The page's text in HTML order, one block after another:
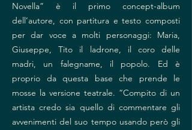
Novella” è il primo concept-album
dell’autore, con partitura e testo composti
per dar voce a molti personaggi: Maria,
Giuseppe, Tito il ladrone, il coro delle
madri, un falegname, il popolo. Ed è
proprio da questa base che prende le
mosse la versione teatrale. “Compito di un
artista credo sia quello di commentare gli
avvenimenti del suo tempo usando però gli